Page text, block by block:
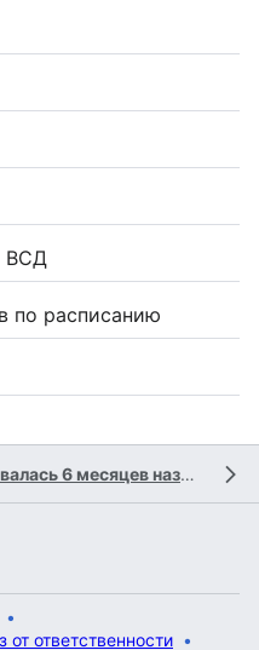
ВСД
по расписанию
Последний раз редактировалась 6 месяцев назад
от ответственности